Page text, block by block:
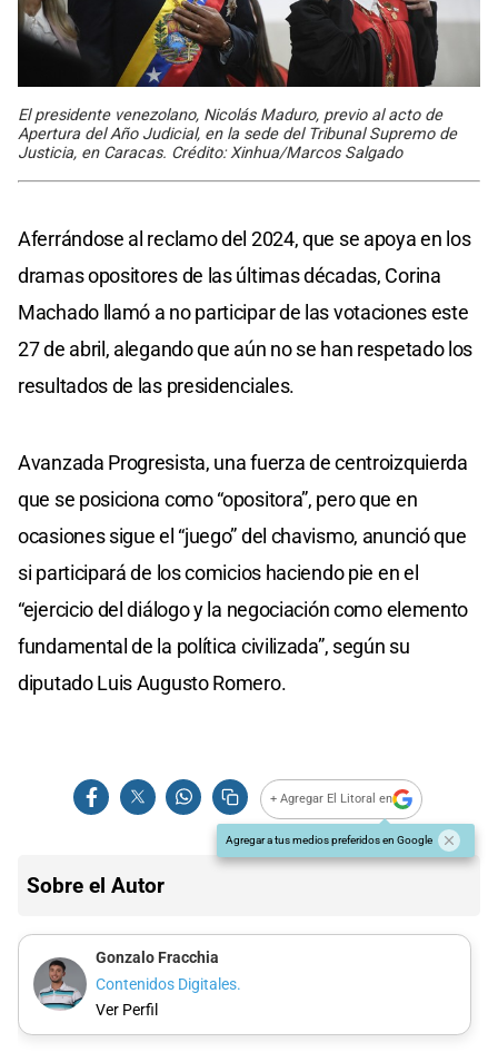
El presidente venezolano, Nicolás Maduro, previo al acto de
Apertura del Año Judicial, en la sede del Tribunal Supremo de
Justicia, en Caracas. Crédito: Xinhua/Marcos Salgado
Aferrándose al reclamo del 2024, que se apoya en los
dramas opositores de las últimas décadas, Corina
Machado llamó a no participar de las votaciones este
27 de abril, alegando que aún no se han respetado los
resultados de las presidenciales.
Avanzada Progresista, una fuerza de centroizquierda
que se posiciona como “opositora”, pero que en
ocasiones sigue el “juego” del chavismo, anunció que
si participará de los comicios haciendo pie en el
“ejercicio del diálogo y la negociación como elemento
fundamental de la política civilizada”, según su
diputado Luis Augusto Romero.
+ Agregar El Litoral en
Agregar a tus medios preferidos en Google
Sobre el Autor
Gonzalo Fracchia
Contenidos Digitales.
Ver Perfil